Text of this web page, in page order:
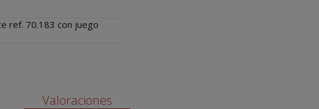
ref. 70.183 con juego
Valoraciones